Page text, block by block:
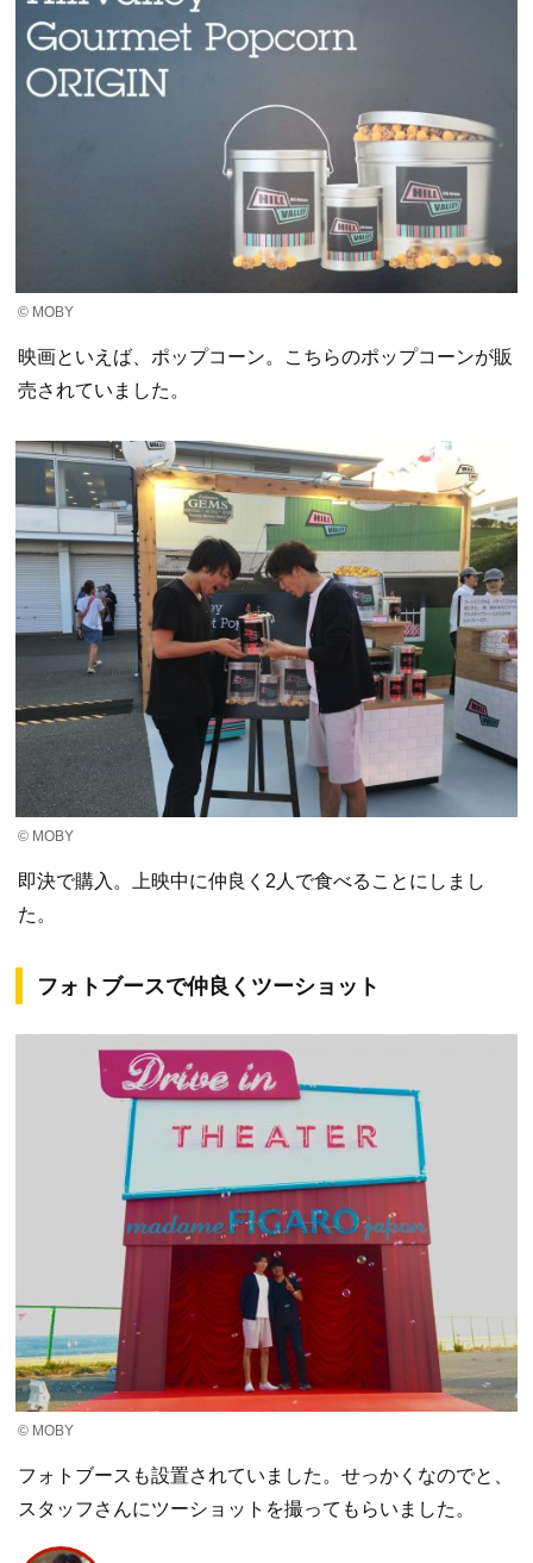
© MOBY
映画といえば、ポップコーン。こちらのポップコーンが販
売されていました。
© MOBY
即決で購入。上映中に仲良く2人で食べることにしまし
た。
フォトブースで仲良くツーショット
© MOBY
フォトブースも設置されていました。せっかくなのでと、
スタッフさんにツーショットを撮ってもらいました。